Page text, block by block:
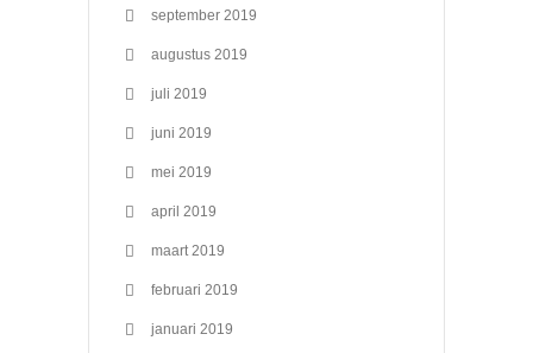
september 2019
augustus 2019
juli 2019
juni 2019
mei 2019
april 2019
maart 2019
februari 2019
januari 2019